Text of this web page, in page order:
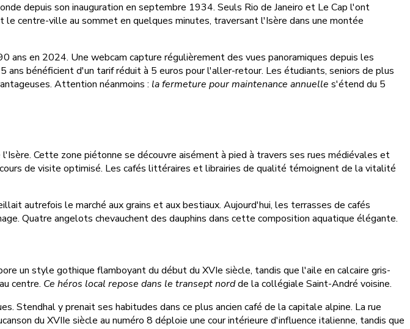
depuis son inauguration en septembre 1934. Seuls Rio de Janeiro et Le Cap l'ont
le centre-ville au sommet en quelques minutes, traversant l'Isère dans une montée
ans en 2024. Une webcam capture régulièrement des vues panoramiques depuis les
bénéficient d'un tarif réduit à 5 euros pour l'aller-retour. Les étudiants, seniors de plus
Attention néanmoins : la fermeture pour maintenance annuelle s'étend du 5
l'Isère. Cette zone piétonne se découvre aisément à pied à travers ses rues médiévales et
de visite optimisé. Les cafés littéraires et librairies de qualité témoignent de la vitalité
autrefois le marché aux grains et aux bestiaux. Aujourd'hui, les terrasses de cafés
Quatre angelots chevauchent des dauphins dans cette composition aquatique élégante.
un style gothique flamboyant du début du XVIe siècle, tandis que l'aile en calcaire gris-
centre. Ce héros local repose dans le transept nordde la collégiale Saint-André voisine.
y prenait ses habitudes dans ce plus ancien café de la capitale alpine. La rue
du XVIIe siècle au numéro 8 déploie une cour intérieure d'influence italienne, tandis que